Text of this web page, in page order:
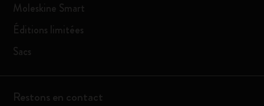
Moleskine Smart
Éditions limitées
Sacs
Restons en contact